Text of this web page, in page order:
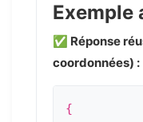
Exemple
✅ Réponse
coordonnées) :
{